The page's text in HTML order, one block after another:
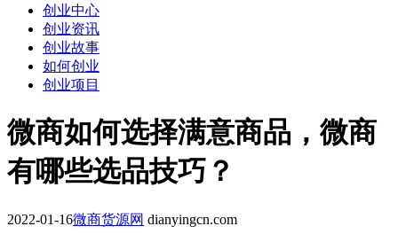
创业中心
创业资讯
创业故事
如何创业
创业项目
微商如何选择满意商品，微商
有哪些选品技巧？
2022-01-16微商货源网 dianyingcn.com